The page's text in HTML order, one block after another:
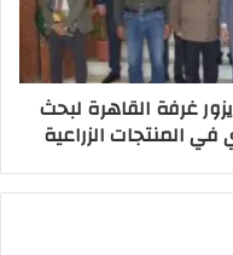
غرفة القاهرة لبحث
في المنتجات الزراعية